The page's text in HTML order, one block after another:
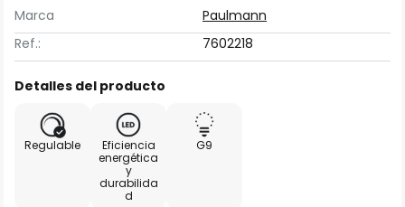
Marca
Paulmann
Ref.:
7602218
Detalles del producto
Regulable
Eficiencia
energética
y
durabilida
d
G9